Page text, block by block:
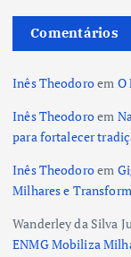
Comentários
Inês Theodoroem O
Inês Theodoroem
para fortalecer
Inês Theodoroem
Milhares e
Wanderley da Silva
ENMG Mobiliza